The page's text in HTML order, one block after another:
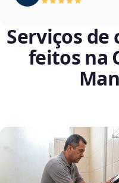
Serviços de
feitos na